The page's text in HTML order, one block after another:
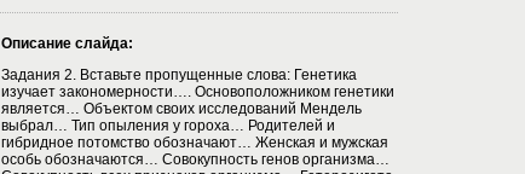
Описание слайда:
Задания 2. Вставьте пропущенные слова: Генетика
изучает закономерности…. Основоположником генетики
является… Объектом своих исследований Мендель
выбрал… Тип опыления у гороха… Родителей и
гибридное потомство обозначают… Женская и мужская
особь обозначаются… Совокупность генов организма…